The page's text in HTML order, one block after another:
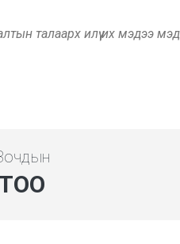
талаарх илүү их мэдээ